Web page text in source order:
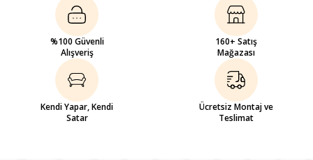
%100 Güvenli
Alışveriş
160+ Satış
Mağazası
Kendi Yapar, Kendi
Satar
Ücretsiz Montaj ve
Teslimat